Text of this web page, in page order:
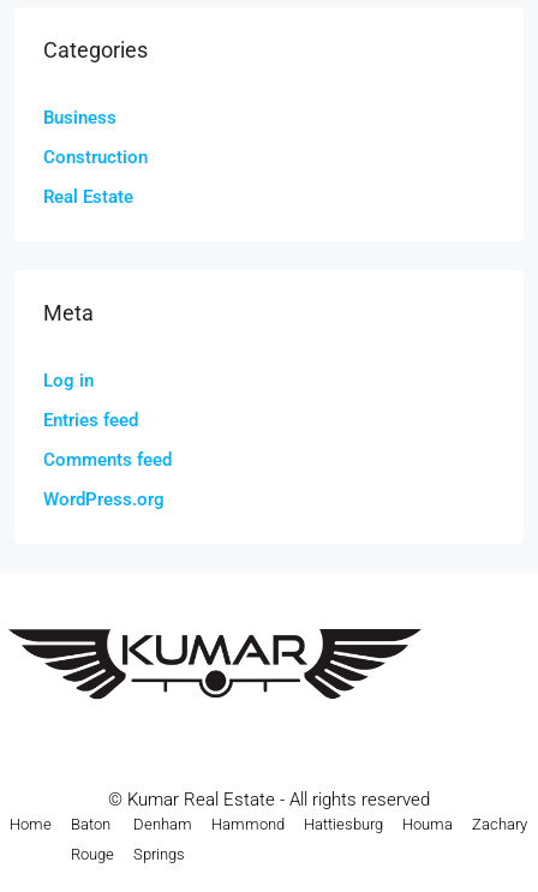
Categories
Business
Construction
Real Estate
Meta
Log in
Entries feed
Comments feed
WordPress.org
© Kumar Real Estate - All rights reserved
Home
Baton
Rouge
Denham
Springs
Hammond Hattiesburg Houma Zachary